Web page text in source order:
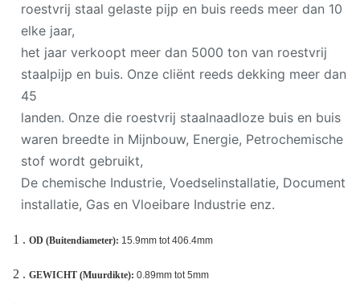
roestvrij staal gelaste pijp en buis reeds meer dan 10
elke jaar,
het jaar verkoopt meer dan 5000 ton van roestvrij
staalpijp en buis. Onze cliënt reeds dekking meer dan
45
landen. Onze die roestvrij staalnaadloze buis en buis
waren breedte in Mijnbouw, Energie, Petrochemische
stof wordt gebruikt,
De chemische Industrie, Voedselinstallatie, Document
installatie, Gas en Vloeibare Industrie enz.
1 . OD (Buitendiameter): 15.9mm tot 406.4mm
2 . GEWICHT (Muurdikte): 0.89mm tot 5mm